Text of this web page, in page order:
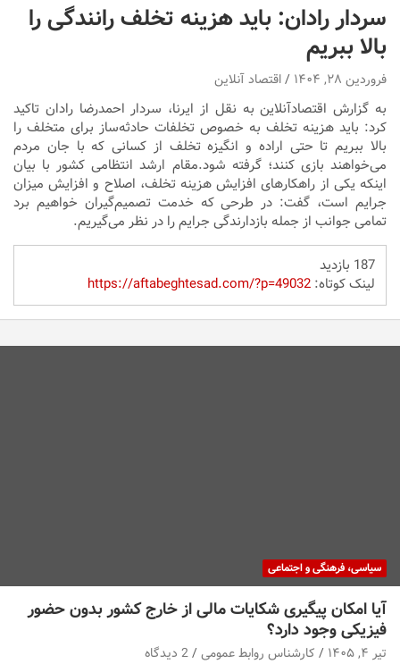
سردار رادان: باید هزینه تخلف رانندگی را
بالا ببریم
فروردین ۲۸, ۱۴۰۴ اقتصاد آنلاین
به گزارش اقتصادآنلاین به نقل از ایرنا، سردار احمدرضا رادان تاکید
کرد: باید هزینه تخلف به خصوص تخلفات حادثه‌ساز برای متخلف را
بالا ببریم تا حتی اراده و انگیزه تخلف از کسانی که با جان مردم
می‌خواهند بازی کنند؛ گرفته شود.مقام ارشد انتظامی کشور با بیان
اینکه یکی از راهکارهای افزایش هزینه تخلف، اصلاح و افزایش میزان
جرایم است، گفت: در طرحی که خدمت تصمیم‌گیران خواهیم برد
تمامی جوانب از جمله بازدارندگی جرایم را در نظر می‌گیریم.
187 بازدید
لینک کوتاه:https://aftabeghtesad.com/?p=49032
سیاسی، فرهنگی و اجتماعی
آیا امکان پیگیری شکایات مالی از خارج کشور بدون حضور
فیزیکی وجود دارد؟
تیر ۴, ۱۴۰۵ کارشناس روابط عمومی 2 دیدگاه